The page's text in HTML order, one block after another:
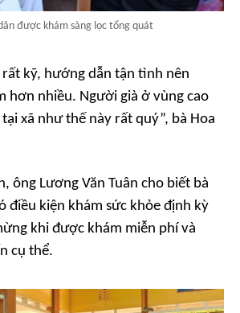
được khám sàng lọc tổng quát
rất kỹ, hướng dẫn tận tình nên
hơn nhiều. Người già ở vùng cao
xã như thế này rất quý”, bà Hoa
ông Lương Văn Tuân cho biết bà
điều kiện khám sức khỏe định kỳ
khi được khám miễn phí và
cụ thể.